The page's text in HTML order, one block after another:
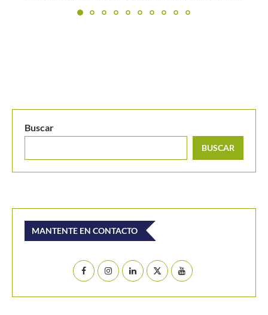
Buscar
BUSCAR
MANTENTE EN CONTACTO